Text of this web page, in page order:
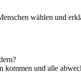
wählen und
kommen und alle